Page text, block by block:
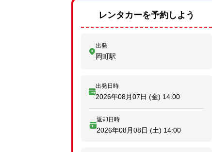
レンタカーを予約しよう
出発
岡町駅
出発日時
2026年08月07日 (金) 14:00
返却日時
2026年08月08日 (土) 14:00